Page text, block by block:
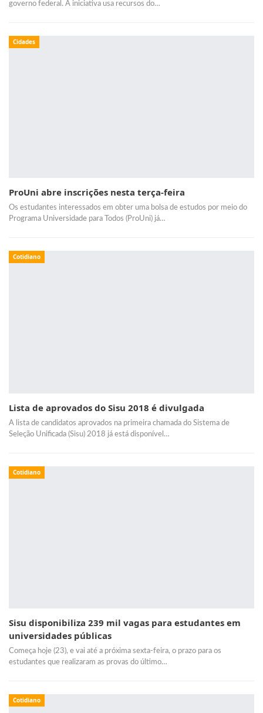
governo federal. A iniciativa usa recursos do…
Cidades
ProUni abre inscrições nesta terça-feira
Os estudantes interessados em obter uma bolsa de estudos por meio do
Programa Universidade para Todos (ProUni) já…
Cotidiano
Lista de aprovados do Sisu 2018 é divulgada
A lista de candidatos aprovados na primeira chamada do Sistema de
Seleção Unificada (Sisu) 2018 já está disponível…
Cotidiano
Sisu disponibiliza 239 mil vagas para estudantes em
universidades públicas
Começa hoje (23), e vai até a próxima sexta-feira, o prazo para os
estudantes que realizaram as provas do último…
Cotidiano